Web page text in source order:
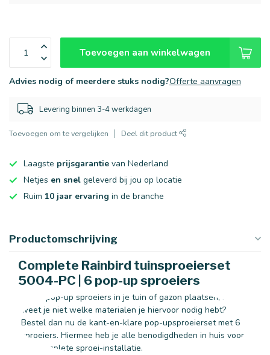
Toevoegen aan winkelwagen
Advies nodig of meerdere stuks nodig?Offerte aanvragen
Levering binnen 3-4 werkdagen
Toevoegen om te vergelijken Deel dit product
Laagste prijsgarantie van Nederland
Netjes en snel geleverd bij jou op locatie
Ruim 10 jaar ervaring in de branche
Productomschrijving
Complete Rainbird tuinsproeierset
5004-PC | 6 pop-up sproeiers
Wil je pop-up sproeiers in je tuin of gazon plaatsen, maar
weet je niet welke materialen je hiervoor nodig hebt?
Bestel dan nu de kant-en-klare pop-upsproeierset met 6
sproeiers. Hiermee heb je alle benodigdheden in huis voor
een complete sproei-installatie.